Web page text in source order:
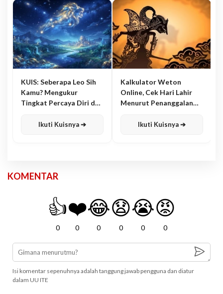
KUIS: Seberapa Leo Sih
Kamu? Mengukur
Tingkat Percaya Diri dan
Ikuti Kuisnya ➔
Kalkulator Weton
Online, Cek Hari Lahir
Menurut Penanggalan
Ikuti Kuisnya ➔
KOMENTAR
👍
0
❤️
0
😂
0
😧
0
😭
0
😡
0
Isi komentar sepenuhnya adalah tanggung jawab pengguna dan diatur
dalam UU ITE